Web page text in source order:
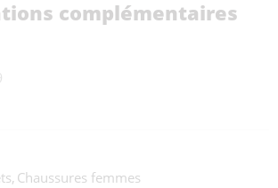
complémentaires
, Chaussures femmes